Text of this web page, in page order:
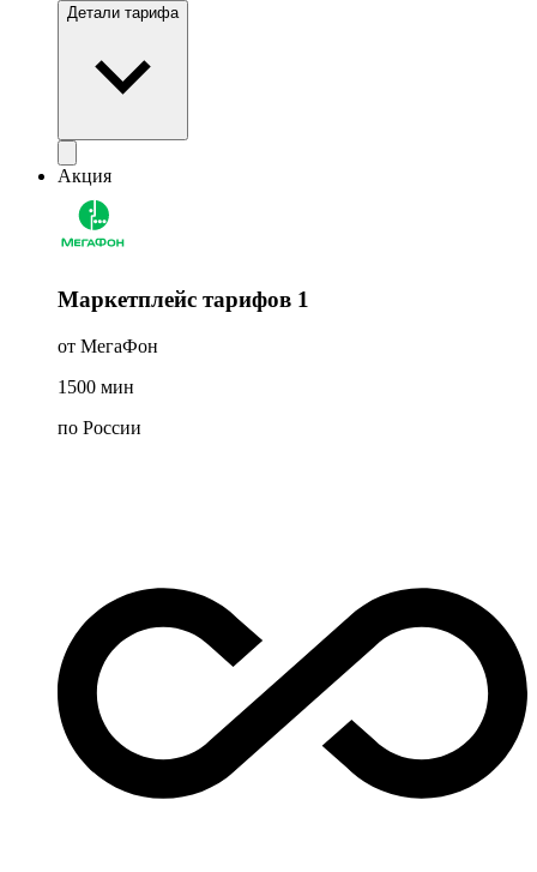
Детали тарифа
Акция
Маркетплейс тарифов 1
от МегаФон
1500 мин
по России